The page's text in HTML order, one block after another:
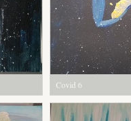
Covid 6